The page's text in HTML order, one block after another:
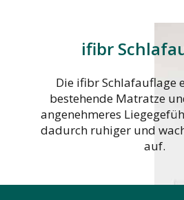
ifibr
Die ifibr Schlafauflage
bestehende Matratze
angenehmeres
dadurch ruhiger und
auf.